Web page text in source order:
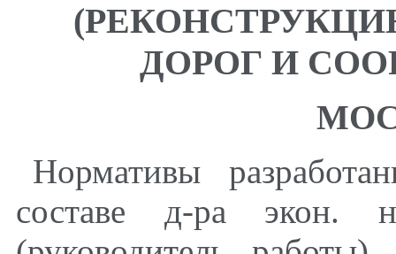
ДОРОГ И
Нормативы
составе д-ра экон.